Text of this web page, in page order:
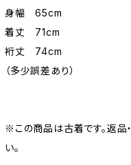
身幅 65cm
着丈 71cm
裄丈 74cm
（多少誤差あり）
※この商品は古着です。返品
い。